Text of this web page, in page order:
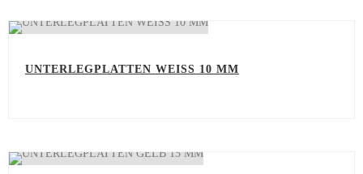
UNTERLEGPLATTEN WEISS 10 MM